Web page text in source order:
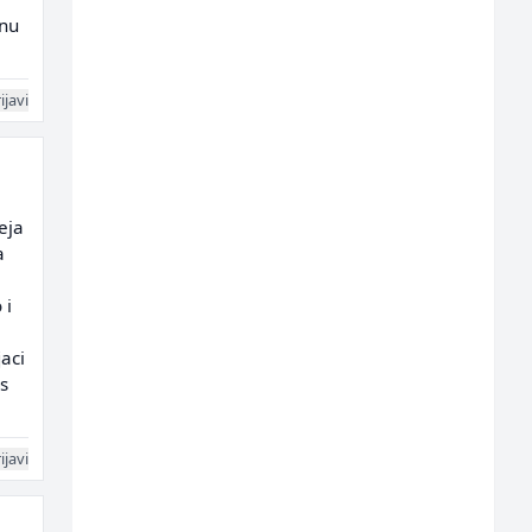
i